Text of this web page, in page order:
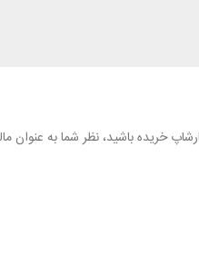
خریده باشید، نظر شما به